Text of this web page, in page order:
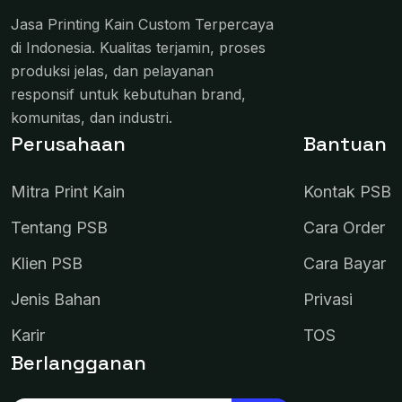
Jasa Printing Kain Custom Terpercaya
di Indonesia. Kualitas terjamin, proses
produksi jelas, dan pelayanan
responsif untuk kebutuhan brand,
komunitas, dan industri.
Perusahaan
Mitra Print Kain
Tentang PSB
Klien PSB
Jenis Bahan
Karir
Bantuan
Kontak PSB
Cara Order
Cara Bayar
Privasi
TOS
Berlangganan